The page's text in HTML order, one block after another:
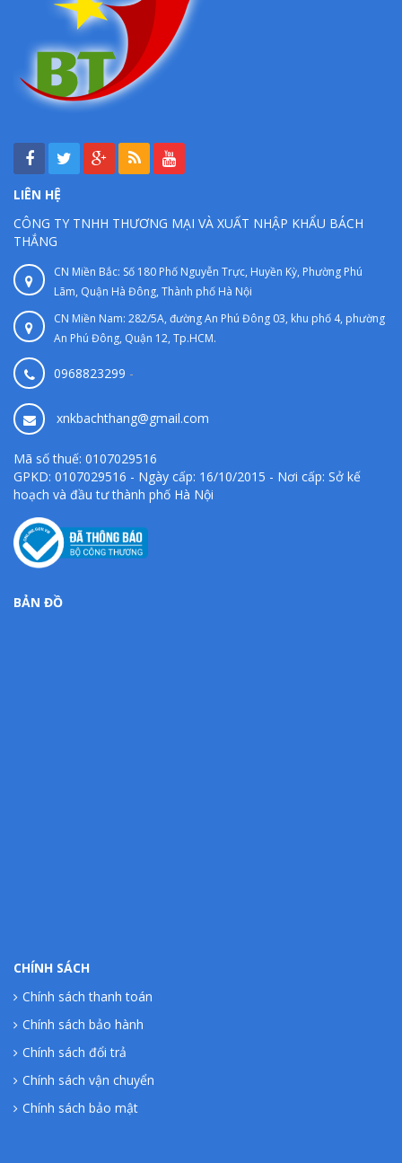
LIÊN HỆ
CÔNG TY TNHH THƯƠNG MẠI VÀ XUẤT NHẬP KHẨU BÁCH
THẮNG
CN Miền Bắc: Số 180 Phố Nguyễn Trực, Huyền Kỳ, Phường Phú
Lãm, Quận Hà Đông, Thành phố Hà Nội
CN Miền Nam: 282/5A, đường An Phú Đông 03, khu phố 4, phường
An Phú Đông, Quận 12, Tp.HCM.
0968823299 -
xnkbachthang@gmail.com
Mã số thuế: 0107029516
GPKD: 0107029516 - Ngày cấp: 16/10/2015 - Nơi cấp: Sở kế
hoạch và đầu tư thành phố Hà Nội
BẢN ĐỒ
CHÍNH SÁCH
Chính sách thanh toán
Chính sách bảo hành
Chính sách đổi trả
Chính sách vận chuyển
Chính sách bảo mật